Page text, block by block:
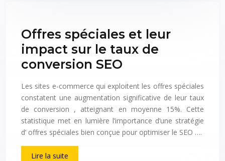
Offres spéciales et leur
impact sur le taux de
conversion SEO
Les sites e-commerce qui exploitent les offres spéciales
constatent une augmentation significative de leur taux
de conversion , atteignant en moyenne 15%. Cette
statistique met en lumière l’importance d’une stratégie
d’ offres spéciales bien conçue pour optimiser le SEO ….
Lire la suite